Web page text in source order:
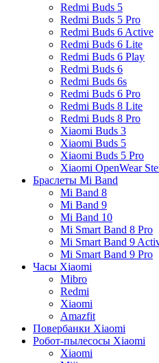
Redmi Buds 5
Redmi Buds 5 Pro
Redmi Buds 6 Active
Redmi Buds 6 Lite
Redmi Buds 6 Play
Redmi Buds 6
Redmi Buds 6s
Redmi Buds 6 Pro
Redmi Buds 8 Lite
Redmi Buds 8 Pro
Xiaomi Buds 3
Xiaomi Buds 5
Xiaomi Buds 5 Pro
Xiaomi OpenWear
Браслеты Mi Band
Mi Band 8
Mi Band 9
Mi Band 10
Mi Smart Band 8 Pro
Mi Smart Band 9
Mi Smart Band 9 Pro
Часы Xiaomi
Mibro
Redmi
Xiaomi
Amazfit
Повербанки Xiaomi
Робот-пылесосы Xiaomi
Xiaomi